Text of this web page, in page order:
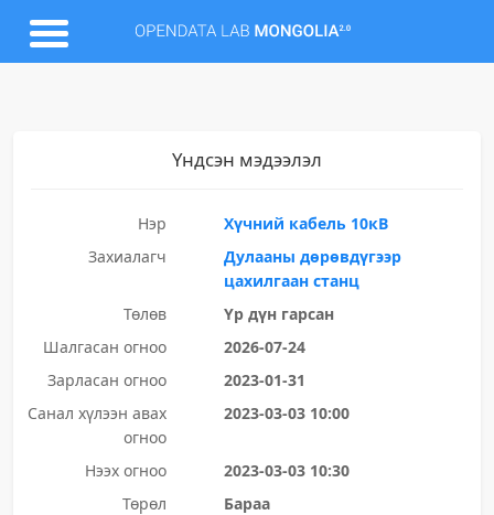
Үндсэн мэдээлэл
Нэр
Хүчний кабель 10кВ
Захиалагч
Дулааны дөрөвдүгээр
цахилгаан станц
Төлөв
Үр дүн гарсан
Шалгасан огноо
2026-07-24
Зарласан огноо
2023-01-31
Санал хүлээн авах
огноо
2023-03-03 10:00
Нээх огноо
2023-03-03 10:30
Төрөл
Бараа